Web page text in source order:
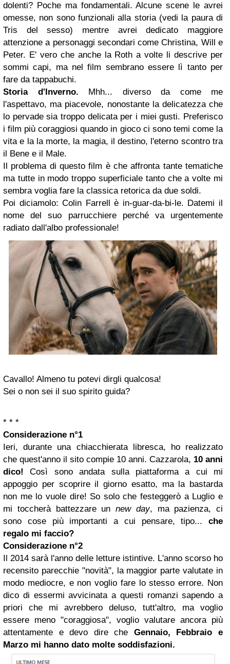
dolenti? Poche ma fondamentali. Alcune scene le avrei
omesse, non sono funzionali alla storia (vedi la paura di
Tris del sesso) mentre avrei dedicato maggiore
attenzione a personaggi secondari come Christina, Will e
Peter. E' vero che anche la Roth a volte li descrive per
sommi capi, ma nel film sembrano essere lì tanto per
fare da tappabuchi.
Storia d'Inverno. Mhh... diverso da come me
l'aspettavo, ma piacevole, nonostante la delicatezza che
lo pervade sia troppo delicata per i miei gusti. Preferisco
i film più coraggiosi quando in gioco ci sono temi come la
vita e la la morte, la magia, il destino, l'eterno scontro tra
il Bene e il Male.
Il problema di questo film è che affronta tante tematiche
ma tutte in modo troppo superficiale tanto che a volte mi
sembra voglia fare la classica retorica da due soldi.
Poi diciamolo: Colin Farrell è in-guar-da-bi-le. Datemi il
nome del suo parrucchiere perché va urgentemente
radiato dall'albo professionale!
Cavallo! Almeno tu potevi dirgli qualcosa!
Sei o non sei il suo spirito guida?
* * *
Considerazione n°1
Ieri, durante una chiacchierata libresca, ho realizzato
che quest'anno il sito compie 10 anni. Cazzarola, 10 anni
dico!
Così sono andata sulla piattaforma a cui mi
appoggio per scoprire il giorno esatto, ma la bastarda
non me lo vuole dire! So solo che festeggerò a Luglio e
mi toccherà battezzare un new day, ma pazienza, ci
sono cose più importanti a cui pensare, tipo... che
regalo mi faccio?
Considerazione n°2
Il 2014 sarà l'anno delle letture istintive. L'anno scorso ho
recensito parecchie "novità", la maggior parte valutate in
modo mediocre, e non voglio fare lo stesso errore. Non
dico di essermi avvicinata a questi romanzi sapendo a
priori che mi avrebbero deluso, tutt'altro, ma voglio
essere meno "coraggiosa", voglio valutare ancora più
attentamente e devo dire che Gennaio, Febbraio e
Marzo mi hanno dato molte soddisfazioni.